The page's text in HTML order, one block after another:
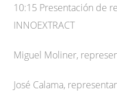
10:15 Presentación de
INNOEXTRACT
Miguel Moliner,
José Calama,